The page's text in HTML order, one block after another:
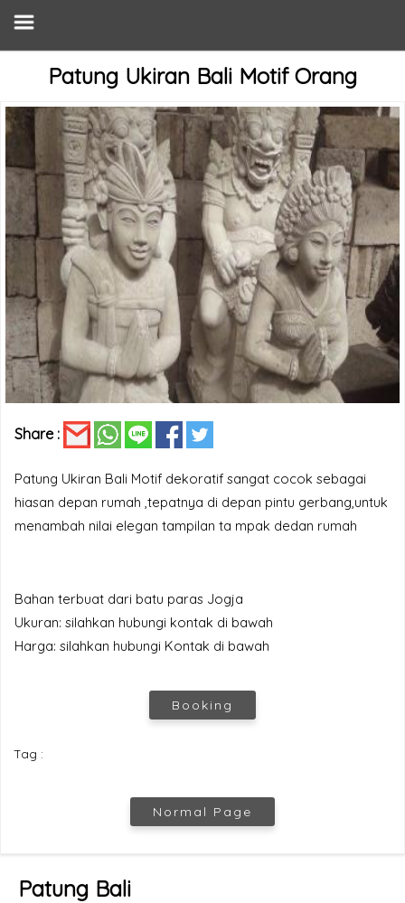
Patung Ukiran Bali Motif Orang
Share :
Patung Ukiran Bali Motif dekoratif sangat cocok sebagai
hiasan depan rumah ,tepatnya di depan pintu gerbang,untuk
menambah nilai elegan tampilan ta mpak dedan rumah
Bahan terbuat dari batu paras Jogja
Ukuran: silahkan hubungi kontak di bawah
Harga: silahkan hubungi Kontak di bawah
Booking
Tag :
Normal Page
Patung Bali